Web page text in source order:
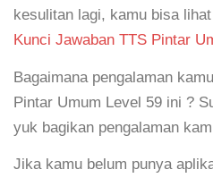
kesulitan lagi, kamu bisa lihat
Kunci Jawaban TTS Pintar
Bagaimana pengalaman
Pintar Umum Level 59 ini ?
yuk bagikan pengalaman
Jika kamu belum punya